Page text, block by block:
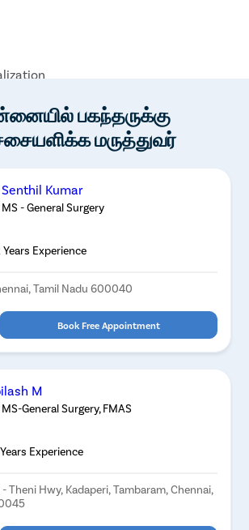
பகந்தருக்கு
மருத்துவர்
Senthil Kumar
MS - General Surgery
Years Experience
Tamil Nadu 600040
Book Free Appointment
M
General Surgery, FMAS
Experience
Theni Hwy, Kadaperi, Tambaram, Chennai,